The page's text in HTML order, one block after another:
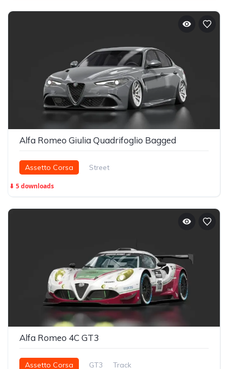
Alfa Romeo Giulia Quadrifoglio Bagged
Assetto Corsa Street
⬇ 5 downloads
Alfa Romeo 4C GT3
Assetto Corsa GT3 Track